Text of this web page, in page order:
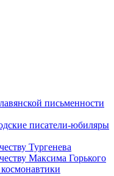
письменности
писатели-юбиляры
Тургенева
Максима Горького